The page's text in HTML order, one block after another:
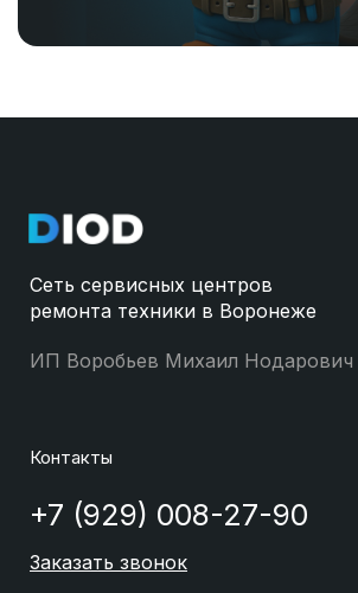
Сеть сервисных центров
ремонта техники в Воронеже
ИП Воробьев Михаил Нодарович
Контакты
+7 (929) 008-27-90
Заказать звонок